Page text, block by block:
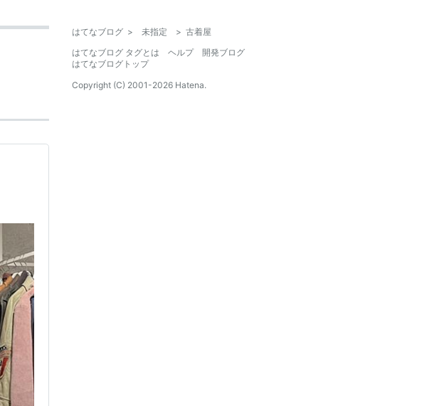
はてなブログ > 未指定 > 古着屋
はてなブログ タグとは
ヘルプ
開発ブログ
はてなブログトップ
Copyright (C) 2001-2026 Hatena.